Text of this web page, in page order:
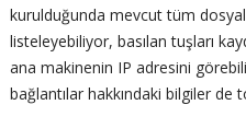
kurulduğunda mevcut tüm
listeleyebiliyor, basılan tuşları
ana makinenin IP adresini
bağlantılar hakkındaki bilgiler de